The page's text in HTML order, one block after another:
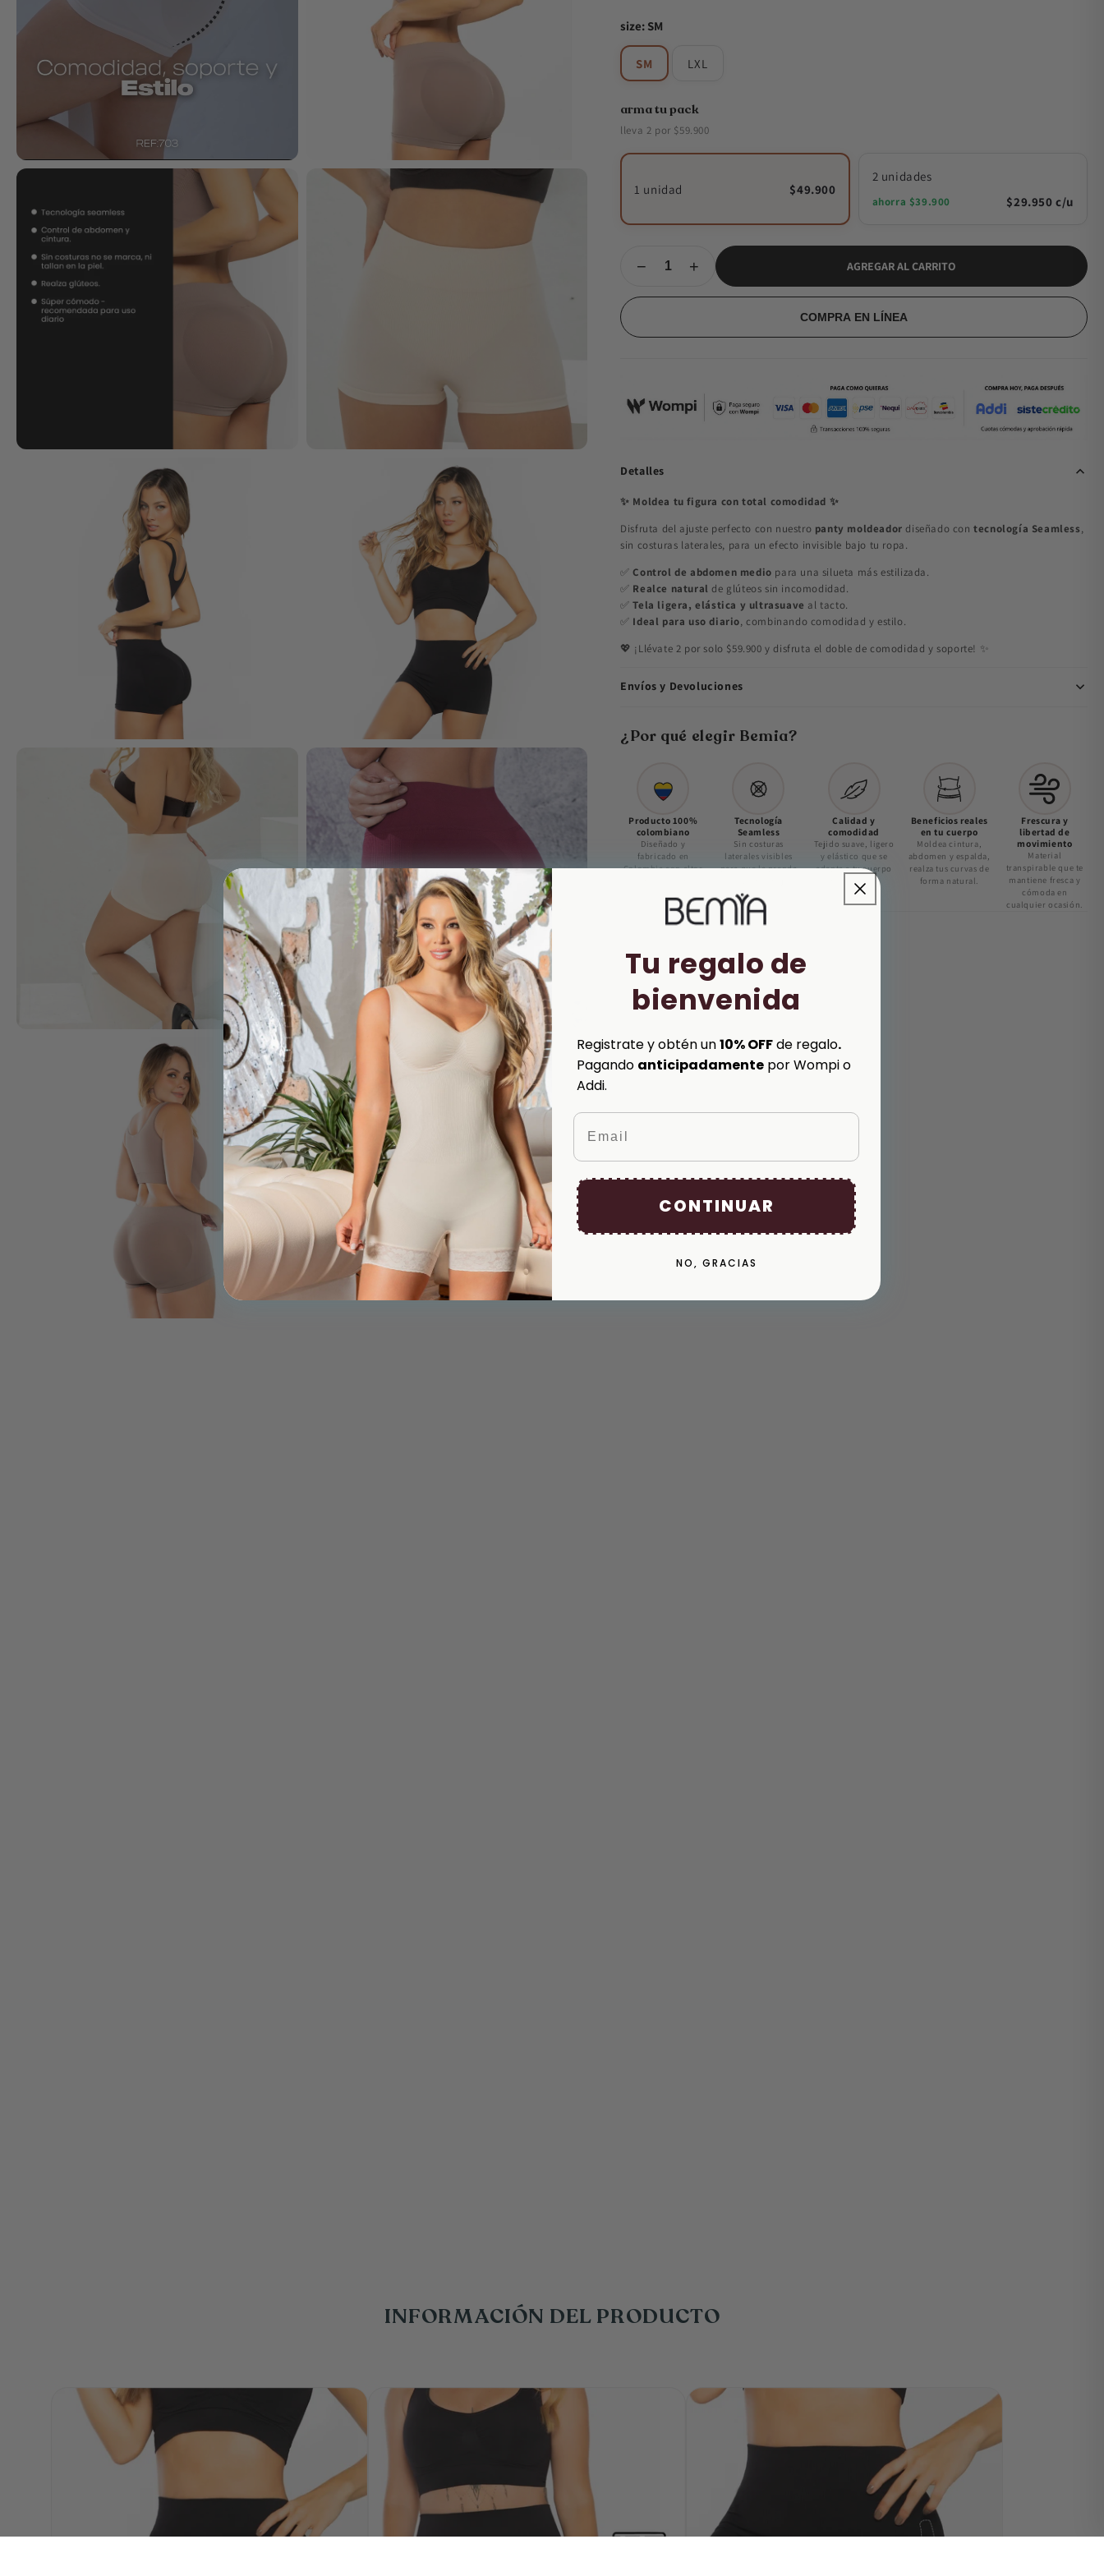
o
no
disponible
size: SM
SM LXL
arma tu pack
lleva 2 por $59.900
1 unidad $49.900
2 unidades
ahorra $39.900 $29.950 c/u
− + AGREGAR AL CARRITO
COMPRA EN LÍNEA
Detalles
✨ Moldea tu figura con total comodidad ✨
Disfruta del ajuste perfecto con nuestro panty moldeador diseñado contecnología Seamless,
sin costuras laterales, para un efecto invisible bajo tu ropa.
✅Control de abdomen medio para una silueta más estilizada.
✅ Realce natural de glúteos sin incomodidad.
✅Tela ligera, elástica y ultrasuave al tacto.
✅ Ideal para uso diario, combinando comodidad y estilo.
💖 ¡Llévate 2 por solo $59.900 y disfruta el doble de comodidad y soporte! ✨
Envíos y Devoluciones
¿Por qué elegir Bemia?
Producto 100%
colombiano
Diseñado y
fabricado en
Colombia con altos
Tecnología
Seamless
Sin costuras
laterales visibles
para que la prenda
ropa.
Calidad y
comodidad
Tejido suave, ligero
y elástico que se
adapta a tu cuerpo
todo el día.
Beneficios reales
en tu cuerpo
Moldea cintura,
abdomen y espalda,
realza tus curvas de
forma natural.
Frescura y
libertad de
movimiento
Material
transpirable que te
mantiene fresca y
cómoda en
cualquier ocasión.
INFORMACIÓN DEL PRODUCTO
Tu regalo de
bienvenida
Registrate y obtén un10% OFFde regalo.
Pagando anticipadamente por Wompi o
Addi.
Email
CONTINUAR
NO, GRACIAS